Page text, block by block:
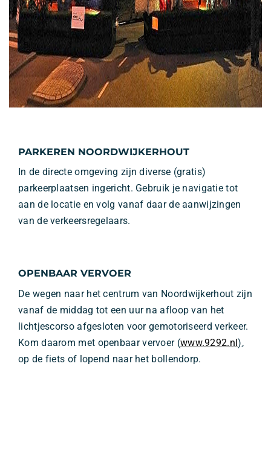
PARKEREN NOORDWIJKERHOUT
In de directe omgeving zijn diverse (gratis)
parkeerplaatsen ingericht. Gebruik je navigatie tot
aan de locatie en volg vanaf daar de aanwijzingen
van de verkeersregelaars.
OPENBAAR VERVOER
De wegen naar het centrum van Noordwijkerhout zijn
vanaf de middag tot een uur na afloop van het
lichtjescorso afgesloten voor gemotoriseerd verkeer.
Kom daarom met openbaar vervoer (www.9292.nl),
op de fiets of lopend naar het bollendorp.